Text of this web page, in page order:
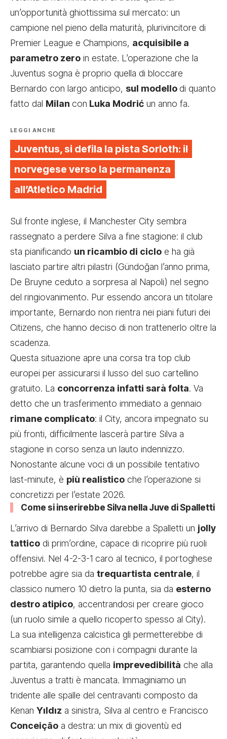
un’opportunità ghiottissima sul mercato: un
campione nel pieno della maturità, plurivincitore di
Premier League e Champions, acquisibile a
parametro zero in estate. L’operazione che la
Juventus sogna è proprio quella di bloccare
Bernardo con largo anticipo, sul modellodi quanto
fatto dal Milan con Luka Modrić un anno fa.
LEGGI ANCHE
Juventus, si defila la pista Sorloth: il
norvegese verso la permanenza
all’Atletico Madrid
Sul fronte inglese, il Manchester City sembra
rassegnato a perdere Silva a fine stagione: il club
sta pianificando un ricambio di ciclo e ha già
lasciato partire altri pilastri (Gündoğan l’anno prima,
De Bruyne ceduto a sorpresa al Napoli) nel segno
del ringiovanimento. Pur essendo ancora un titolare
importante, Bernardo non rientra nei piani futuri dei
Citizens, che hanno deciso di non trattenerlo oltre la
scadenza.
Questa situazione apre una corsa tra top club
europei per assicurarsi il lusso del suo cartellino
gratuito. La concorrenza infatti sarà folta. Va
detto che un trasferimento immediato a gennaio
rimane complicato: il City, ancora impegnato su
più fronti, difficilmente lascerà partire Silva a
stagione in corso senza un lauto indennizzo.
Nonostante alcune voci di un possibile tentativo
last-minute, è più realistico che l’operazione si
concretizzi per l’estate 2026.
Come si inserirebbe Silva nella Juve di Spalletti
L’arrivo di Bernardo Silva darebbe a Spalletti un jolly
tattico di prim’ordine, capace di ricoprire più ruoli
offensivi. Nel 4-2-3-1 caro al tecnico, il portoghese
potrebbe agire sia da trequartista centrale, il
classico numero 10 dietro la punta, sia da esterno
destro atipico, accentrandosi per creare gioco
(un ruolo simile a quello ricoperto spesso al City).
La sua intelligenza calcistica gli permetterebbe di
scambiarsi posizione con i compagni durante la
partita, garantendo quella imprevedibilità che alla
Juventus a tratti è mancata. Immaginiamo un
tridente alle spalle del centravanti composto da
Kenan Yıldız a sinistra, Silva al centro e Francisco
Conceição a destra: un mix di gioventù ed